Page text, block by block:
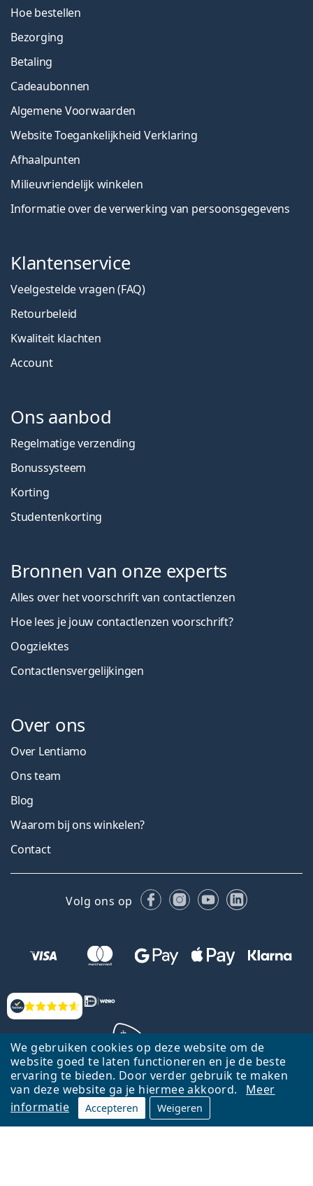
We gebruiken cookies op deze website om de
website goed te laten functioneren en je de beste
ervaring te bieden. Door verder gebruik te maken
van deze website ga je hiermee akkoord.
Meer
informatie
Accepteren Weigeren
Beoordelingen
Hoe bestellen
Bezorging
Betaling
Cadeaubonnen
Algemene Voorwaarden
Website Toegankelijkheid Verklaring
Afhaalpunten
Milieuvriendelijk winkelen
Informatie over de verwerking van persoonsgegevens
Klantenservice
Veelgestelde vragen (FAQ)
Retourbeleid
Kwaliteit klachten
Account
Ons aanbod
Regelmatige verzending
Bonussysteem
Korting
Studentenkorting
Bronnen van onze experts
Alles over het voorschrift van contactlenzen
Hoe lees je jouw contactlenzen voorschrift?
Oogziektes
Contactlensvergelijkingen
Over ons
Over Lentiamo
Ons team
Blog
Waarom bij ons winkelen?
Contact
Volg ons op FacebookInstagram
YouTubeLinkedIn
Terug naar de homepagina
Ga omhoog
Lentiamo.nl is eigendom van en wordt beheerd door Lentiamo s.r.o.,
Tsjechië
Hier al 18 jaar voor jou.